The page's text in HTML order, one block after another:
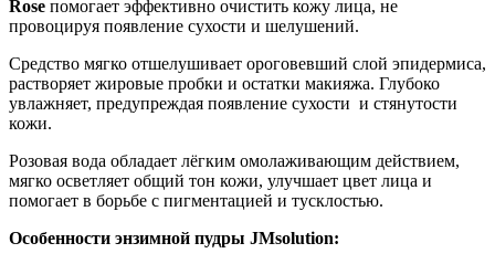
Rose помогает эффективно очистить кожу лица, не
провоцируя появление сухости и шелушений.
Средство мягко отшелушивает ороговевший слой эпидермиса,
растворяет жировые пробки и остатки макияжа. Глубоко
увлажняет, предупреждая появление сухости и стянутости
кожи.
Розовая вода обладает лёгким омолаживающим действием,
мягко осветляет общий тон кожи, улучшает цвет лица и
помогает в борьбе с пигментацией и тусклостью.
Особенности энзимной пудры JMsolution: